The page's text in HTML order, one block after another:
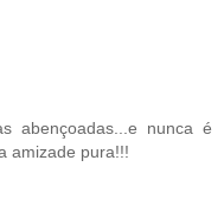
abençoadas...e nunca é
amizade pura!!!